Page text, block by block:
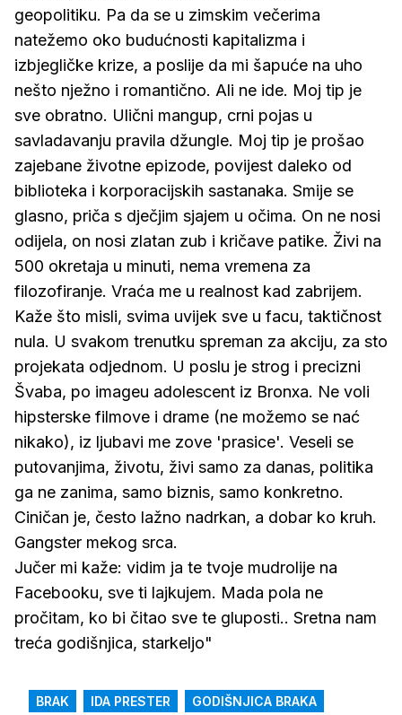
geopolitiku. Pa da se u zimskim večerima
natežemo oko budućnosti kapitalizma i
izbjegličke krize, a poslije da mi šapuće na uho
nešto nježno i romantično. Ali ne ide. Moj tip je
sve obratno. Ulični mangup, crni pojas u
savladavanju pravila džungle. Moj tip je prošao
zajebane životne epizode, povijest daleko od
biblioteka i korporacijskih sastanaka. Smije se
glasno, priča s dječjim sjajem u očima. On ne nosi
odijela, on nosi zlatan zub i kričave patike. Živi na
500 okretaja u minuti, nema vremena za
filozofiranje. Vraća me u realnost kad zabrijem.
Kaže što misli, svima uvijek sve u facu, taktičnost
nula. U svakom trenutku spreman za akciju, za sto
projekata odjednom. U poslu je strog i precizni
Švaba, po imageu adolescent iz Bronxa. Ne voli
hipsterske filmove i drame (ne možemo se nać
nikako), iz ljubavi me zove 'prasice'. Veseli se
putovanjima, životu, živi samo za danas, politika
ga ne zanima, samo biznis, samo konkretno.
Ciničan je, često lažno nadrkan, a dobar ko kruh.
Gangster mekog srca.
Jučer mi kaže: vidim ja te tvoje mudrolije na
Facebooku, sve ti lajkujem. Mada pola ne
pročitam, ko bi čitao sve te gluposti.. Sretna nam
treća godišnjica, starkeljo"
BRAK IDA PRESTER
GODIŠNJICA BRAKA